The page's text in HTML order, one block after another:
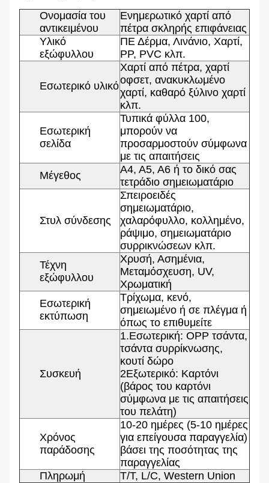
Ονομασία του
αντικειμένου
Ενημερωτικό χαρτί από
πέτρα σκληρής επιφάνειας
Υλικό
εξώφυλλου
ΠΕ Δέρμα, Λινάνιο, Χαρτί,
PP, PVC κλπ.
Εσωτερικό υλικό
Χαρτί από πέτρα, χαρτί
οφσετ, ανακυκλωμένο
χαρτί, καθαρό ξύλινο χαρτί
κλπ.
Εσωτερική
σελίδα
Τυπικά φύλλα 100,
μπορούν να
προσαρμοστούν σύμφωνα
με τις απαιτήσεις
Μέγεθος
Α4, Α5, Α6 ή το δικό σας
τετράδιο σημειωματάριο
Στυλ σύνδεσης
Σπειροειδές
σημειωματάριο,
χαλαρόφυλλο, κολλημένο,
ράψιμο, σημειωματάριο
συρρικνώσεων κλπ.
Τέχνη
εξώφυλλου
Χρυσή, Ασημένια,
Μεταμόσχευση, UV,
Χρωματική
Εσωτερική
εκτύπωση
Τρίχωμα, κενό,
σημειωμένο ή σε πλέγμα ή
όπως το επιθυμείτε
Συσκευή
1.Εσωτερική: OPP τσάντα,
τσάντα συρρίκνωσης,
κουτί δώρο
2Εξωτερικό: Καρτόνι
(βάρος του καρτόνι
σύμφωνα με τις απαιτήσεις
του πελάτη)
Χρόνος
παράδοσης
10-20 ημέρες (5-10 ημέρες
για επείγουσα παραγγελία)
βάσει της ποσότητας της
παραγγελίας
Πληρωμή
T/T, L/C, Western Union